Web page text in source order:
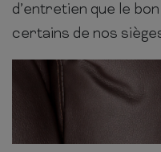
d’entretien que le
certains de nos